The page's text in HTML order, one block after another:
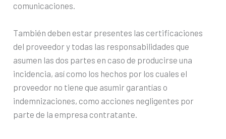
comunicaciones.
También deben estar presentes las certificaciones
del proveedor y todas las responsabilidades que
asumen las dos partes en caso de producirse una
incidencia, así como los hechos por los cuales el
proveedor no tiene que asumir garantías o
indemnizaciones, como acciones negligentes por
parte de la empresa contratante.